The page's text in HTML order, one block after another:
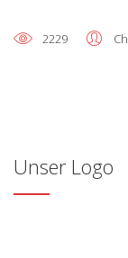
2229
Unser Logo